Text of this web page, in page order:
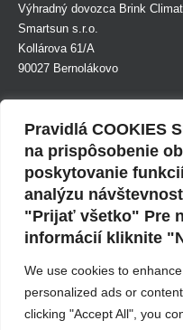
Pravidlá COOKIES
na prispôsobenie
poskytovanie
analýzu
"Prijať všetko" Pre
informácií kliknite
We use cookies to
personalized ads or
clicking "Accept All", you
Výhradný dovozca Brink
Smartsun s.r.o.
Kollárova 61/A
90027 Bernolákovo
Mob.: +421 (0)948 891 999
E-mail:info@smartsunsro.sk
Fakturačná adresa:
Budovateľská 29
82108 Bratislava
© 2016 - 2021
Webové stránky môžu vo
forme súborov Cookies. Môžu
vašich nastaveniach alebo
osobného webu alebo k
očakávaniami. Uložením